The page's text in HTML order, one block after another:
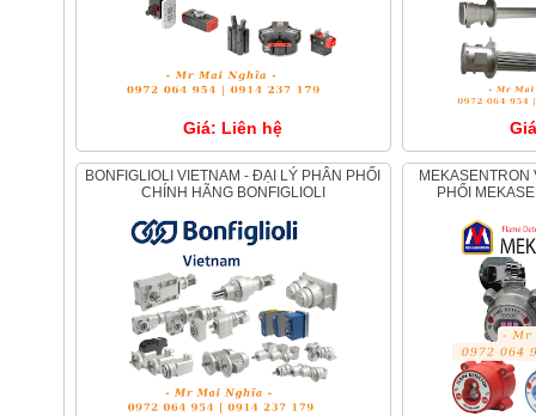
Giá: Liên hệ
BONFIGLIOLI VIETNAM - ĐẠI LÝ PHÂN PHỐI
CHÍNH HÃNG BONFIGLIOLI
MEKASENTRON VIỆT NAM , ĐẠI LÝ PHÂN
PHỐI